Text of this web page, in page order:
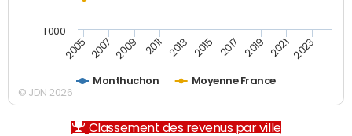
Monthuchon Moyenne France
2005 2007 2009 2011 2013 2015 2017 2019 2021 2023
1 000
© JDN 2026
Classement des revenus par ville